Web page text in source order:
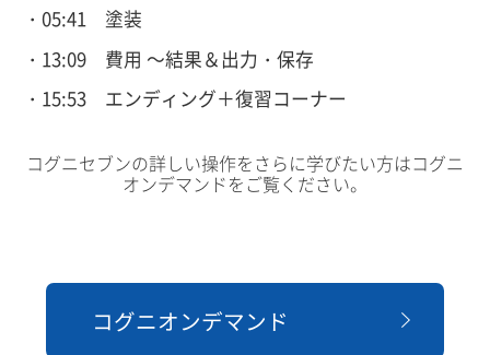
05:41 塗装
13:09 費用 ～結果＆出力・保存
15:53 エンディング＋復習コーナー
コグニセブンの詳しい操作をさらに学びたい方はコグニ
オンデマンドをご覧ください。
コグニオンデマンド